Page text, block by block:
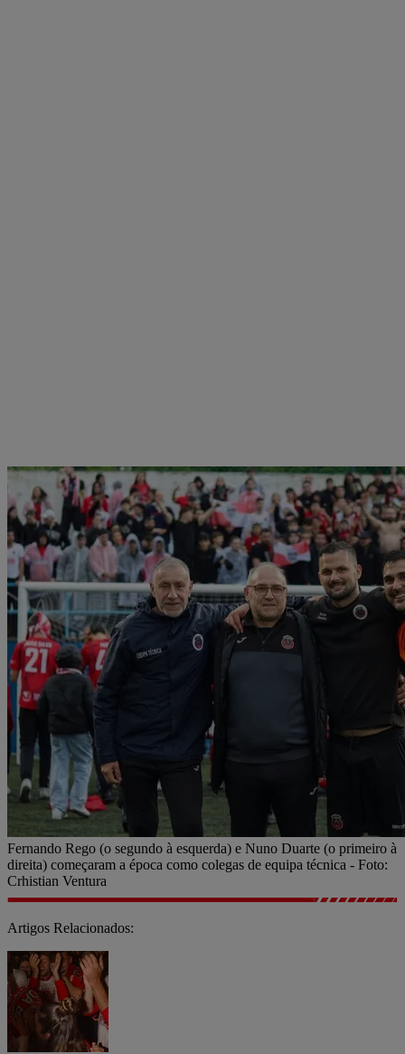
Fernando Rego (o segundo à esquerda) e Nuno Duarte (o primeiro à
direita) começaram a época como colegas de equipa técnica - Foto:
Crhistian Ventura
Artigos Relacionados: